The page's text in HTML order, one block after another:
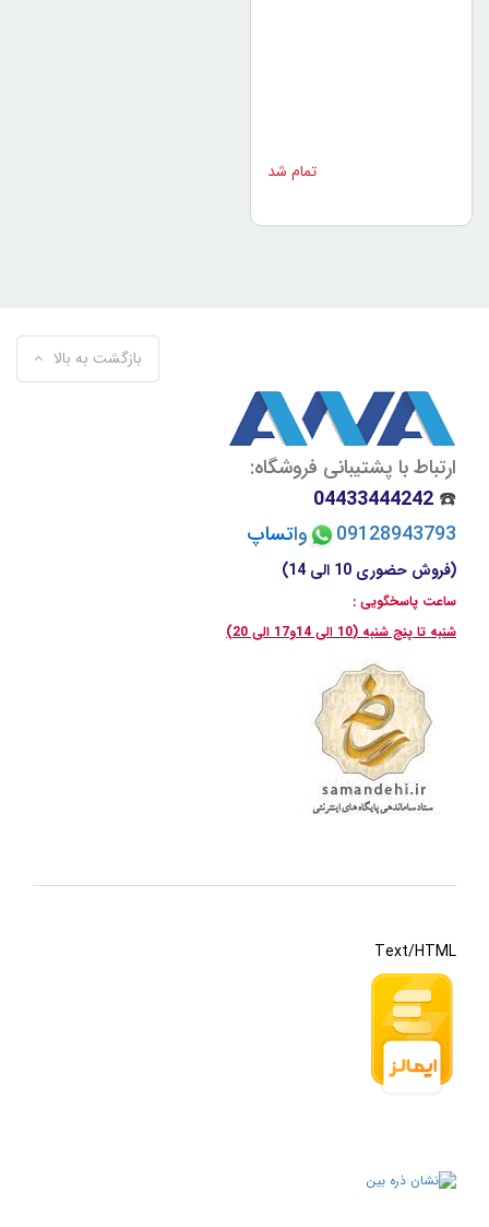
تمام شد
بازگشت به بالا
ارتباط با پشتیبانی فروشگاه:
☎️
04433444242
09128943793
واتساپ
(فروش حضوری 10 الی 14)
ساعت پاسخگویی :
شنبه تا پنج شنبه (10 الی 14و17 الی 20)
Text/HTML